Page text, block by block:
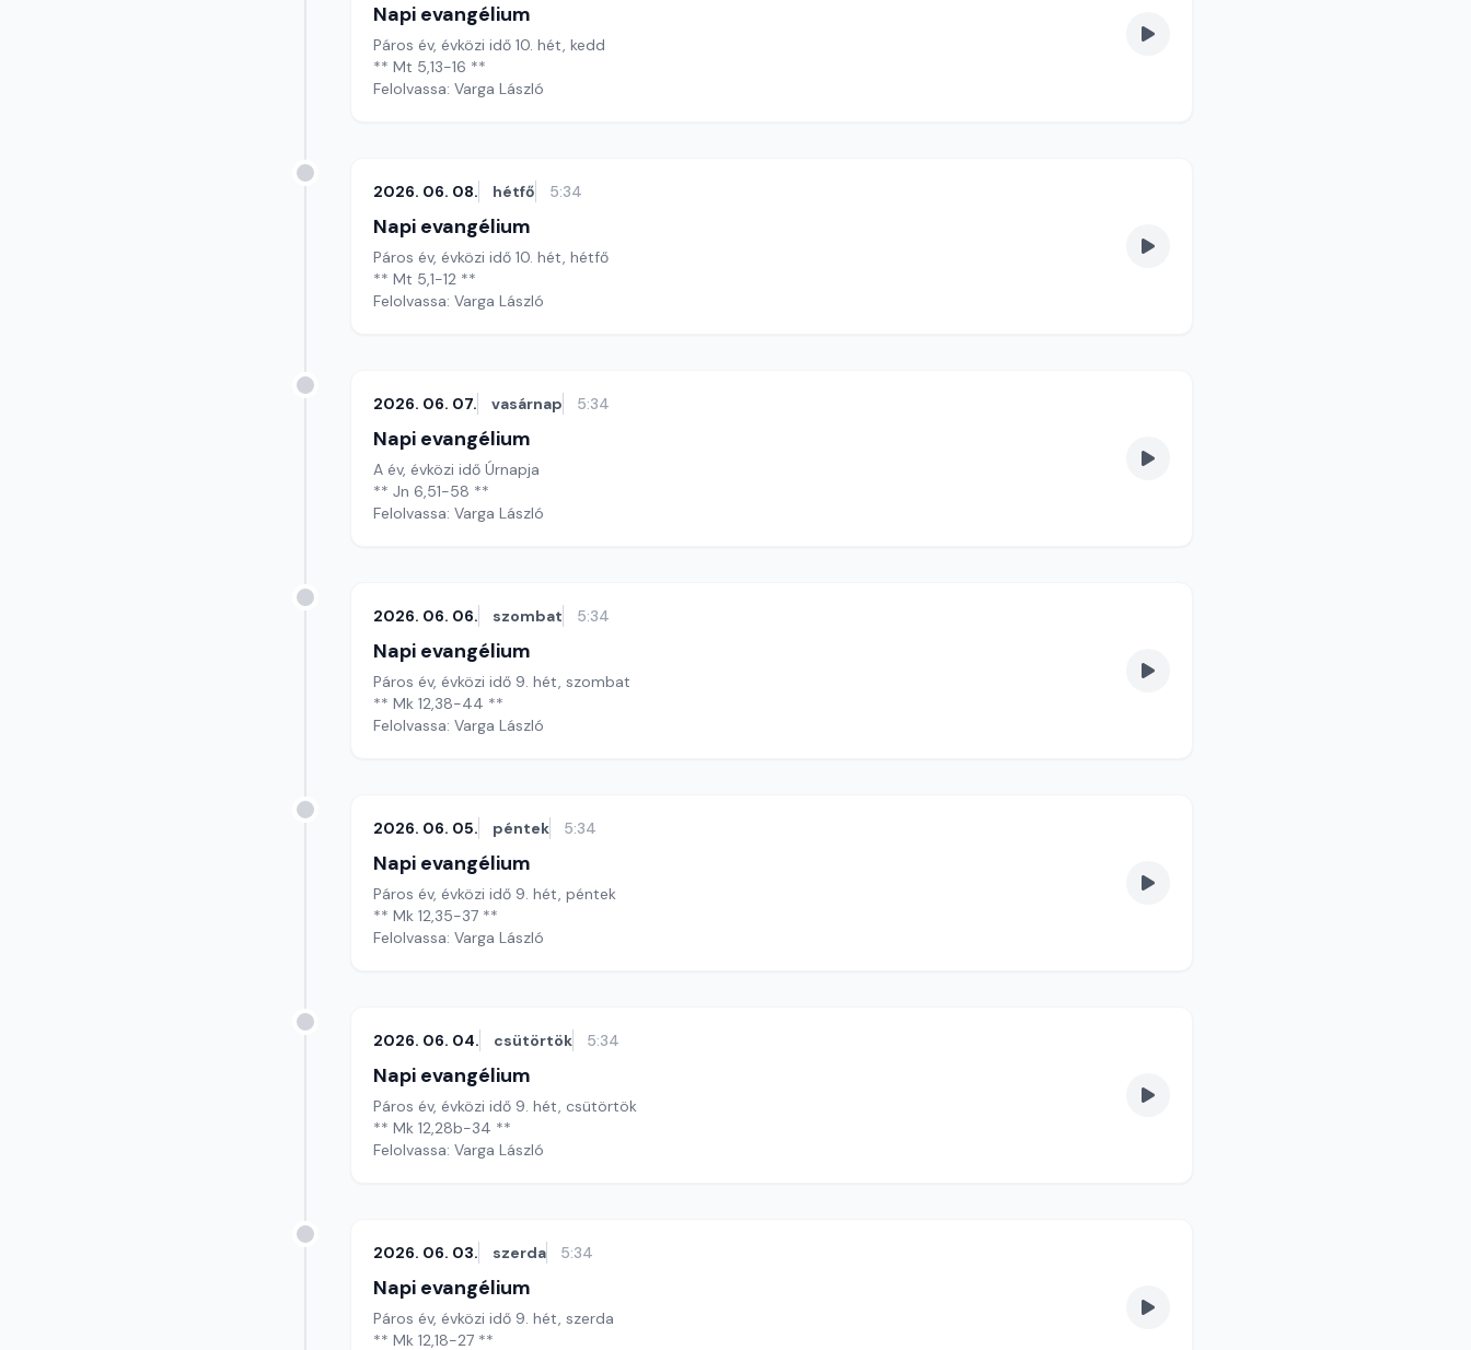
Napi evangélium
Páros év, évközi idő 10. hét, kedd
** Mt 5,13-16 **
Felolvassa: Varga László
2026. 06. 08. hétfő 5:34
Napi evangélium
Páros év, évközi idő 10. hét, hétfő
** Mt 5,1-12 **
Felolvassa: Varga László
2026. 06. 07. vasárnap 5:34
Napi evangélium
A év, évközi idő Úrnapja
** Jn 6,51-58 **
Felolvassa: Varga László
2026. 06. 06. szombat 5:34
Napi evangélium
Páros év, évközi idő 9. hét, szombat
** Mk 12,38-44 **
Felolvassa: Varga László
2026. 06. 05. péntek 5:34
Napi evangélium
Páros év, évközi idő 9. hét, péntek
** Mk 12,35-37 **
Felolvassa: Varga László
2026. 06. 04. csütörtök 5:34
Napi evangélium
Páros év, évközi idő 9. hét, csütörtök
** Mk 12,28b-34 **
Felolvassa: Varga László
2026. 06. 03. szerda 5:34
Napi evangélium
Páros év, évközi idő 9. hét, szerda
** Mk 12,18-27 **